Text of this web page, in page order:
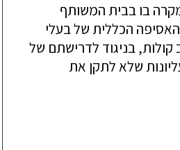
בו בבית המשותף
הכללית של בעלי
קולות, בניגוד לדרישתם של
שלא לתקן את